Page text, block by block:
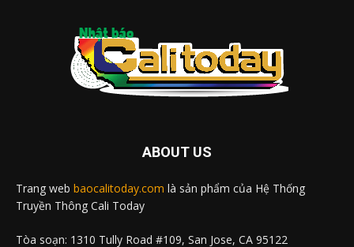
ABOUT US
Trang web baocalitoday.com là sản phẩm của Hệ Thống
Truyền Thông Cali Today
Tòa soạn: 1310 Tully Road #109, San Jose, CA 95122